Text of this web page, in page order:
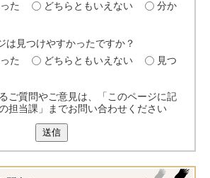
た
どちらともいえない
分か
は見つけやすかったですか？
た
どちらともいえない
見つ
ご質問やご意見は、「このページに記
担当課」までお問い合わせください
送信